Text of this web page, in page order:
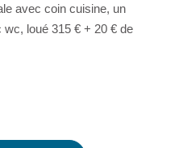
avec coin cuisine, un
loué 315 € + 20 € de